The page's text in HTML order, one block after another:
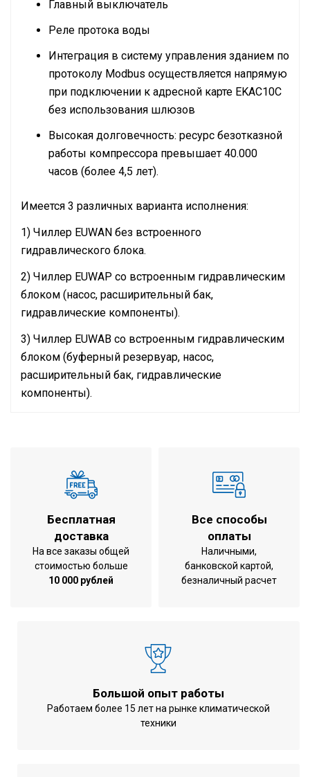
Главный выключатель
Реле протока воды
Интеграция в систему управления зданием по
протоколу Modbus осуществляется напрямую
при подключении к адресной карте EKAC10C
без использования шлюзов
Высокая долговечность: ресурс безотказной
работы компрессора превышает 40.000
часов (более 4,5 лет).
Имеется 3 различных варианта исполнения:
1) Чиллер EUWAN без встроенного
гидравлического блока.
2) Чиллер EUWAP со встроенным гидравлическим
блоком (насос, расширительный бак,
гидравлические компоненты).
3) Чиллер ЕUWAB со встроенным гидравлическим
блоком (буферный резервуар, насос,
расширительный бак, гидравлические
компоненты).
Потребляемая мощность при
охлаждении
8,88 кВт
охлаждение ERR
2,58
Рабочий диапазон температур на
охлаждение (по жидкости / по
воздуху)
5 (-10 опция) ~
+25 / -15 ~ +43
°C
Уровень звукового давления
Воздушный теплообменник
Трубный с
Бесплатная
доставка
На все заказы общей
стоимостью больше
10 000 рублей
Все способы
оплаты
Наличными,
банковской картой,
безналичный расчет
Большой опыт работы
Работаем более 15 лет на рынке климатической
техники